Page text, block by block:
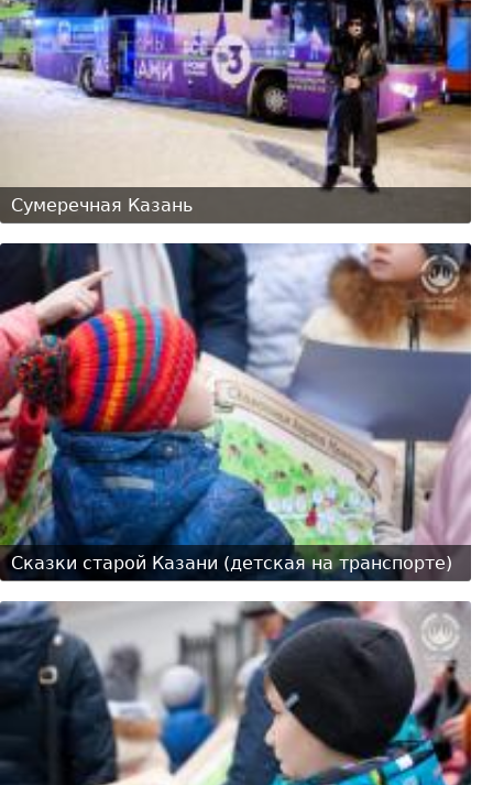
Сумеречная Казань
Сказки старой Казани (детская на транспорте)